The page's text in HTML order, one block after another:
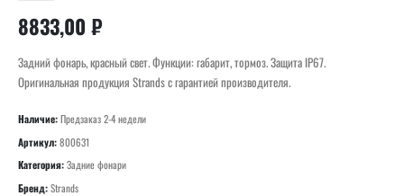
8833,00 ₽
Задний фонарь, красный свет. Функции: габарит, тормоз. Защита IP67.
Оригинальная продукция Strands с гарантией производителя.
Наличие:Предзаказ 2-4 недели
Артикул:800631
Категория:Задние фонари
Бренд:Strands